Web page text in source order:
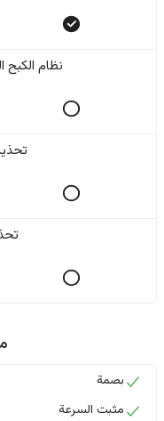
نظام الكبح
بصمة
مثبت السرعة